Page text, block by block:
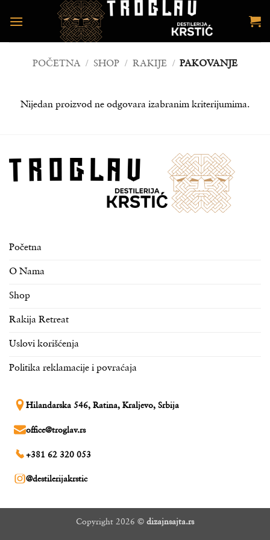
POČETNA / SHOP / RAKIJE / PAKOVANJE
Nijedan proizvod ne odgovara izabranim kriterijumima.
Početna
O Nama
Shop
Rakija Retreat
Uslovi korišćenja
Politika reklamacije i povraćaja
Hilandarska 546, Ratina, Kraljevo, Srbija
office@troglav.rs
+381 62 320 053
@destilerijakrstic
Copyright 2026 © dizajnsajta.rs